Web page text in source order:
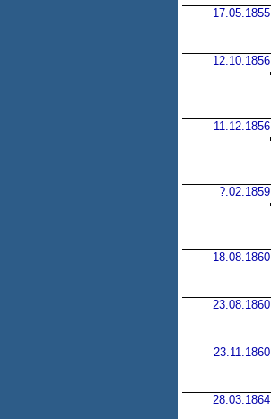
17.05.1855
12.10.1856
11.12.1856
?.02.1859
18.08.1860
23.08.1860
23.11.1860
28.03.1864